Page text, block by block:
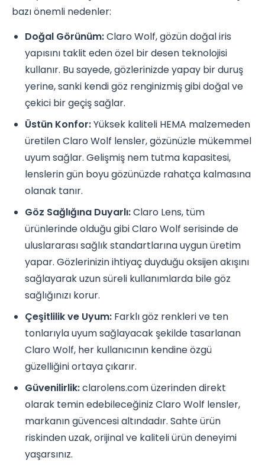
bazı önemli nedenler:
Doğal Görünüm:Claro Wolf, gözün doğal iris
yapısını taklit eden özel bir desen teknolojisi
kullanır. Bu sayede, gözlerinizde yapay bir duruş
yerine, sanki kendi göz renginizmiş gibi doğal ve
çekici bir geçiş sağlar.
Üstün Konfor:Yüksek kaliteli HEMA malzemeden
üretilen Claro Wolf lensler, gözünüzle mükemmel
uyum sağlar. Gelişmiş nem tutma kapasitesi,
lenslerin gün boyu gözünüzde rahatça kalmasına
olanak tanır.
Göz Sağlığına Duyarlı:Claro Lens, tüm
ürünlerinde olduğu gibi Claro Wolf serisinde de
uluslararası sağlık standartlarına uygun üretim
yapar. Gözlerinizin ihtiyaç duyduğu oksijen akışını
sağlayarak uzun süreli kullanımlarda bile göz
sağlığınızı korur.
Çeşitlilik ve Uyum: Farklı göz renkleri ve ten
tonlarıyla uyum sağlayacak şekilde tasarlanan
Claro Wolf, her kullanıcının kendine özgü
güzelliğini ortaya çıkarır.
Güvenilirlik:clarolens.com üzerinden direkt
olarak temin edebileceğiniz Claro Wolf lensler,
markanın güvencesi altındadır. Sahte ürün
riskinden uzak, orijinal ve kaliteli ürün deneyimi
yaşarsınız.